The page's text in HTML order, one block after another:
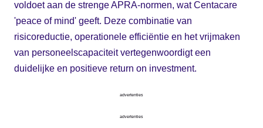
voldoet aan de strenge APRA-normen, wat Centacare
'peace of mind' geeft. Deze combinatie van
risicoreductie, operationele efficiëntie en het vrijmaken
van personeelscapaciteit vertegenwoordigt een
duidelijke en positieve return on investment.
advertenties
advertenties